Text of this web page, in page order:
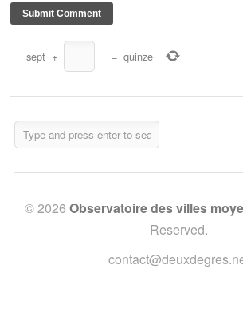
sept + = quinze
© 2026 Observatoire des villes
Reserved.